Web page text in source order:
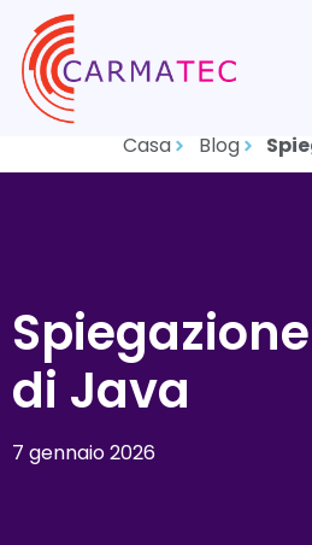
Casa Blog
di Java
7 gennaio 2026